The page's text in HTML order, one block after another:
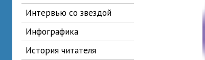
интервью со звездой
инфографика
история читателя